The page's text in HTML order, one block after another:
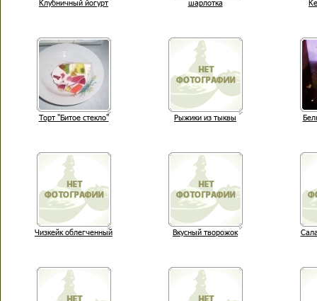
Клубничный йогурт шарлотка
Торт "Битое стекло" Рыжики из тыквы
Чизкейк облегченный Вкусный творожок